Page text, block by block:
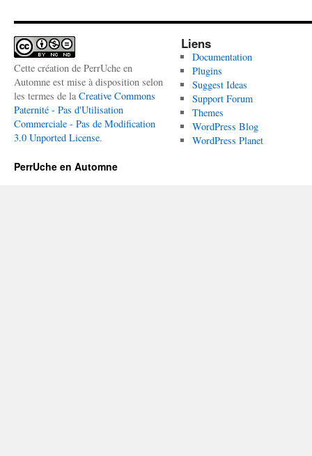
Cette création de PerrUche en
Automne est mise à disposition selon
les termes de la Creative Commons
Paternité - Pas d'Utilisation
Commerciale - Pas de Modification
3.0 Unported License.
Liens
Documentation
Plugins
Suggest Ideas
Support Forum
Themes
WordPress Blog
WordPress Planet
PerrUche en Automne